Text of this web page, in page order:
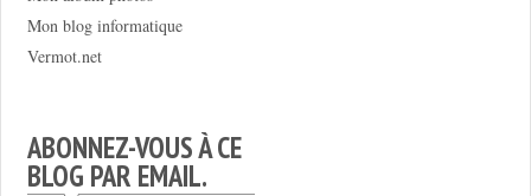
Mon blog informatique
Vermot.net
ABONNEZ-VOUS À CE
BLOG PAR EMAIL.